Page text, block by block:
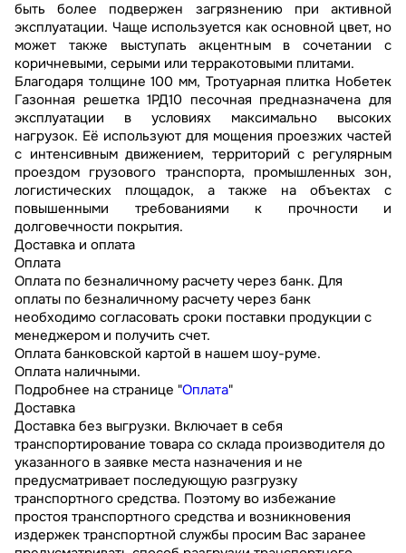
быть более подвержен загрязнению при активной
эксплуатации. Чаще используется как основной цвет, но
может также выступать акцентным в сочетании с
коричневыми, серыми или терракотовыми плитами.
Благодаря толщине 100 мм, Тротуарная плитка Нобетек
Газонная решетка 1РД10 песочная предназначена для
эксплуатации в условиях максимально высоких
нагрузок. Её используют для мощения проезжих частей
с интенсивным движением, территорий с регулярным
проездом грузового транспорта, промышленных зон,
логистических площадок, а также на объектах с
повышенными требованиями к прочности и
долговечности покрытия.
Доставка и оплата
Оплата
Оплата по безналичному расчету через банк. Для
оплаты по безналичному расчету через банк
необходимо согласовать сроки поставки продукции с
менеджером и получить счет.
Оплата банковской картой в нашем шоу-руме.
Оплата наличными.
Подробнее на странице "Оплата"
Доставка
Доставка без выгрузки. Включает в себя
транспортирование товара со склада производителя до
указанного в заявке места назначения и не
предусматривает последующую разгрузку
транспортного средства. Поэтому во избежание
простоя транспортного средства и возникновения
издержек транспортной службы просим Вас заранее